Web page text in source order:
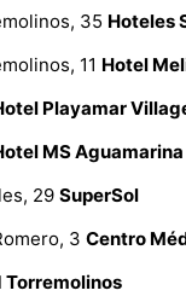
35 Hoteles
11 Hotel
Playamar
MS Aguamarina
29 SuperSol
3 Centro
Torremolinos